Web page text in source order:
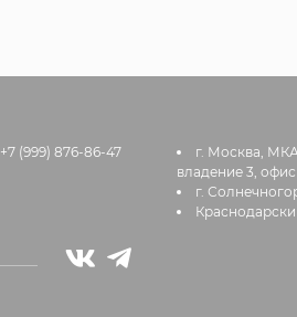
+7 (999) 876-86-47
г. Москва,
владение 3,
г.